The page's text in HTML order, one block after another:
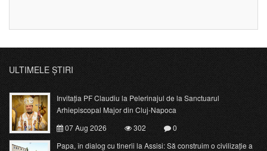
ULTIMELE ȘTIRI
Invitația PF Claudiu la Pelerinajul de la Sanctuarul
Arhiepiscopal Major din Cluj-Napoca
07 Aug 2026
302
0
Papa, în dialog cu tinerii la Assisi: Să construim o civilizație a